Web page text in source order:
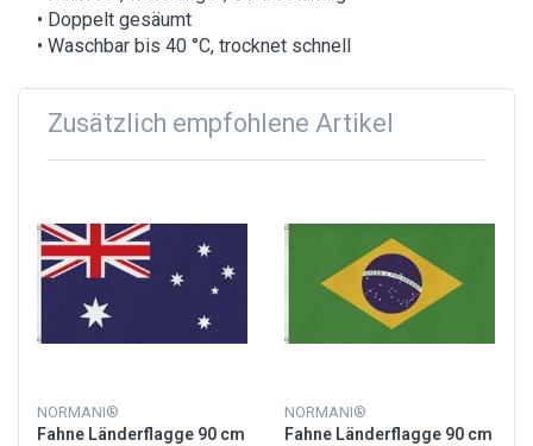
• Doppelt gesäumt
• Waschbar bis 40 °C, trocknet schnell
Zusätzlich empfohlene Artikel
NORMANI®
Fahne Länderflagge 90 cm
NORMANI®
Fahne Länderflagge 90 cm